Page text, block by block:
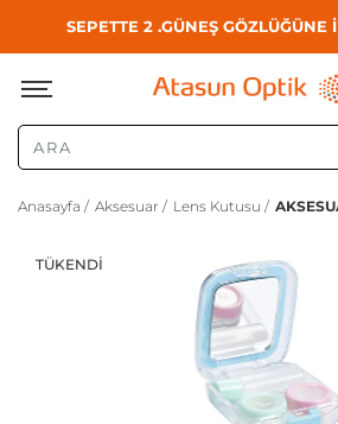
SEPETTE 2 .GÜNEŞ GÖZLÜĞÜNE
Anasayfa / Aksesuar / Lens Kutusu /
TÜKENDI